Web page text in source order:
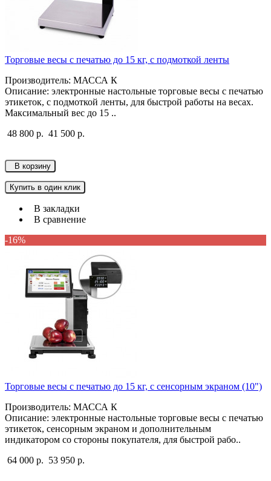
Торговые весы с печатью до 15 кг, с подмоткой ленты
Производитель: МАССА К
Описание: электронные настольные торговые весы с печатью
этикеток, с подмоткой ленты, для быстрой работы на весах.
Максимальный вес до 15 ..
48 800 р. 41 500 р.
В корзину
Купить в один клик
В закладки
В сравнение
-16%
Торговые весы с печатью до 15 кг, с сенсорным экраном (10")
Производитель: МАССА К
Описание: электронные настольные торговые весы с печатью
этикеток, сенсорным экраном и дополнительным
индикатором со стороны покупателя, для быстрой рабо..
64 000 р. 53 950 р.